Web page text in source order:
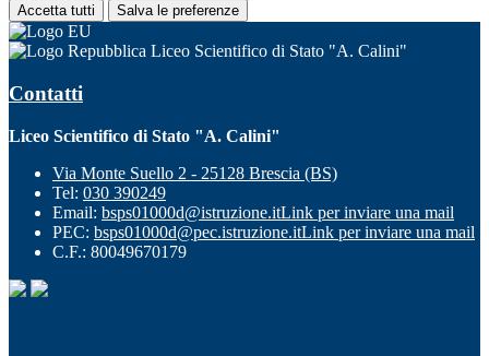
Accetta tutti Salva le preferenze
Liceo Scientifico di Stato "A. Calini"
Contatti
Liceo Scientifico di Stato "A. Calini"
Via Monte Suello 2 - 25128 Brescia (BS)
Tel: 030 390249
Email: bsps01000d@istruzione.itLink per inviare una mail
PEC: bsps01000d@pec.istruzione.itLink per inviare una mail
C.F.: 80049670179